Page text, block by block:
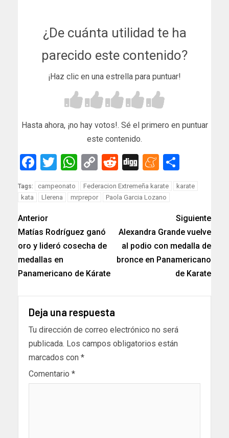
¿De cuánta utilidad te ha
parecido este contenido?
¡Haz clic en una estrella para puntuar!
Hasta ahora, ¡no hay votos!. Sé el primero en puntuar
este contenido.
Facebook
Twitter
WhatsApp
Copy
Link
Reddit
Digg
Tags: campeonato Federacion Extremeña karate
karate
kata
Llerena mrprepor Paola Garcia Lozano
Anterior
Matías Rodríguez ganó
oro y lideró cosecha de
medallas en
Panamericano de Kárate
Siguiente
Alexandra Grande vuelve
al podio con medalla de
bronce en Panamericano
de Karate
Deja una respuesta
Tu dirección de correo electrónico no será
publicada. Los campos obligatorios están
marcados con *
Comentario *